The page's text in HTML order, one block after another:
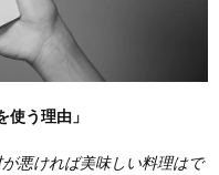
使う理由」
悪ければ美味しい料理はで